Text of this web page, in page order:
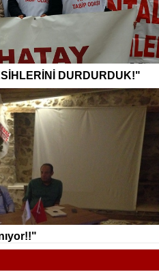
DURDURDUK!"